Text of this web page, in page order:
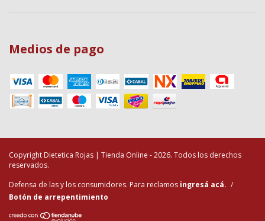
Medios de pago
Copyright Dietetica Rojas | Tienda Online - 2026. Todos los derechos
reservados.
Defensa de las y los consumidores. Para reclamos ingresá acá. /
Botón de arrepentimiento